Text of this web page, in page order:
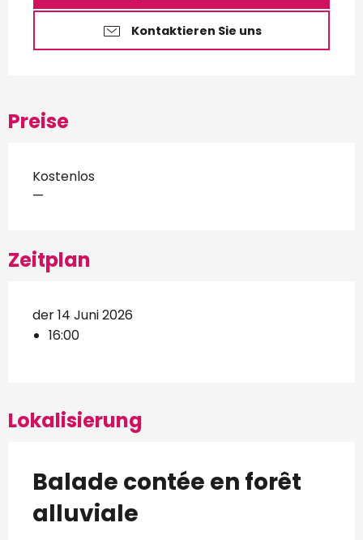
Kontaktieren Sie uns
Preise
Kostenlos
—
Zeitplan
der 14 Juni 2026
16:00
Lokalisierung
Balade contée en forêt
alluviale